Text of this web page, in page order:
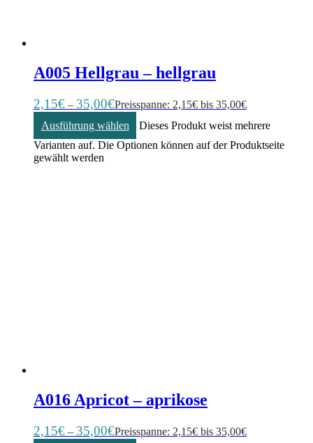
A005 Hellgrau – hellgrau
2,15€ – 35,00€Preisspanne: 2,15€ bis 35,00€
Ausführung wählen
Dieses Produkt weist mehrere
Varianten auf. Die Optionen können auf der Produktseite
gewählt werden
A016 Apricot – aprikose
2,15€ – 35,00€Preisspanne: 2,15€ bis 35,00€